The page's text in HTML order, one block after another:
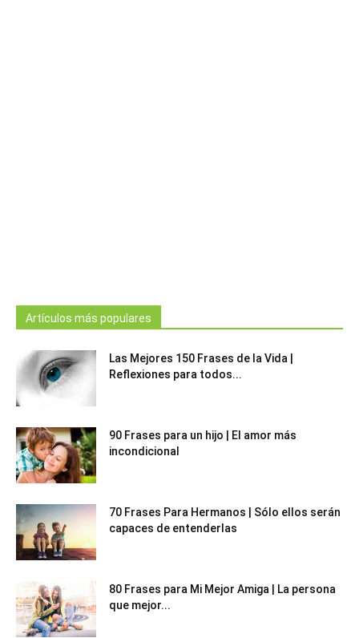
Artículos más populares
Las Mejores 150 Frases de la Vida |
Reflexiones para todos...
90 Frases para un hijo | El amor más
incondicional
70 Frases Para Hermanos | Sólo ellos serán
capaces de entenderlas
80 Frases para Mi Mejor Amiga | La persona
que mejor...